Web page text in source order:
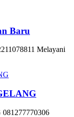
Baru
Melayani